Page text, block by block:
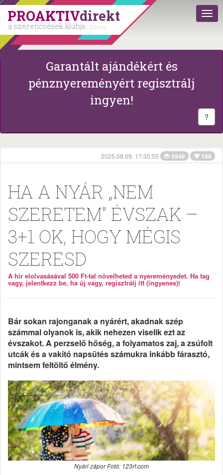
PROAKTIVdirekt
a szerencsések klubja | 2011 óta
Garantált ajándékért és
pénznyereményért regisztrálj
ingyen!
?
2025.08.09. 17:35:55 5946 186
HA A NYÁR „NEM
SZERETEM” ÉVSZAK –
3+1 OK, HOGY MÉGIS
SZERESD
A hír elolvasásával 500 Ft-tal növelheted a nyereményedet. Ha tag
vagy, jelentkezz be, ha új vagy, regisztrálj itt (ingyenes)!
Bár sokan rajonganak a nyárért, akadnak szép
számmal olyanok is, akik nehezen viselik ezt az
évszakot. A perzselő hőség, a folyamatos zaj, a zsúfolt
utcák és a vakító napsütés számukra inkább fárasztó,
mintsem feltöltő élmény.
Nyári zápor Fotó: 123rf.com